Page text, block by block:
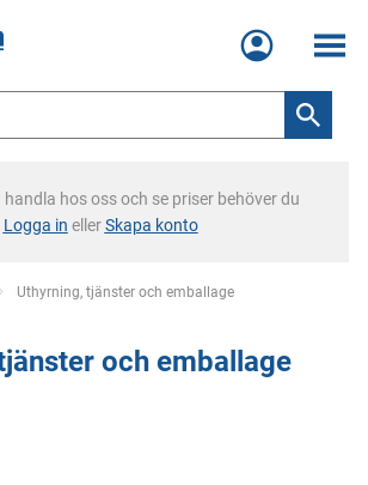
Meny
hos oss och se priser behöver du
Logga in ellerSkapa konto
Current:
Uthyrning, tjänster och emballage
och emballage